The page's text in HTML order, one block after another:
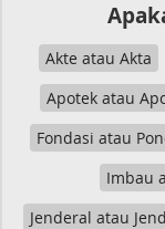
Akte atau Akta
Apotek atau
Fondasi atau
Imbau
Jenderal atau